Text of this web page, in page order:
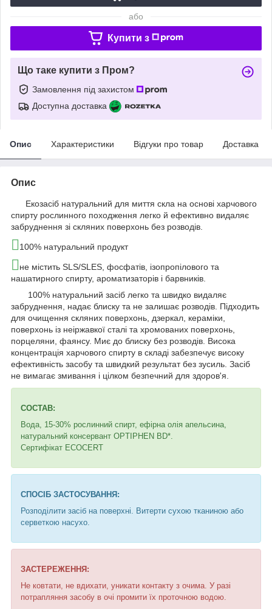
або
Купити з
Що таке купити з Пром?
Замовлення під захистом
Доступна доставка
Опис Характеристики Відгуки про товар Доставка
Опис
Екозасіб натуральний для миття скла на основі харчового
спирту рослинного походження легко й ефективно видаляє
забруднення зі скляних поверхонь без розводів.
100% натуральний продукт
не містить SLS/SLES, фосфатів, ізопропілового та
нашатирного спирту, ароматизаторів і барвників.
100% натуральний засіб легко та швидко видаляє
забруднення, надає блиску та не залишає розводів. Підходить
для очищення скляних поверхонь, дзеркал, кераміки,
поверхонь із неіржавкої сталі та хромованих поверхонь,
порцеляни, фаянсу. Миє до блиску без розводів. Висока
концентрація харчового спирту в складі забезпечує високу
ефективність засобу та швидкий результат без зусиль. Засіб
не вимагає змивання і цілком безпечний для здоров'я.
СОСТАВ:
Вода, 15-30% рослинний спирт, ефірна олія апельсина,
натуральний консервант OPTIPHEN BD*.
Сертифікат ECOCERT
СПОСІБ ЗАСТОСУВАННЯ:
Розподілити засіб на поверхні. Витерти сухою тканиною або
серветкою насухо.
ЗАСТЕРЕЖЕННЯ:
Не ковтати, не вдихати, уникати контакту з очима. У разі
потрапляння засобу в очі промити їх проточною водою.